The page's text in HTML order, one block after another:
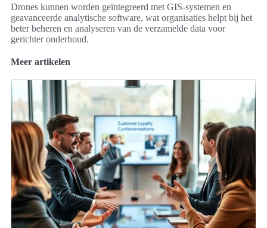
Drones kunnen worden geïntegreerd met GIS-systemen en
geavanceerde analytische software, wat organisaties helpt bij het
beter beheren en analyseren van de verzamelde data voor
gerichter onderhoud.
Meer artikelen